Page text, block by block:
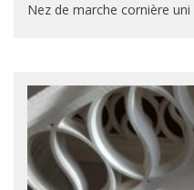
Nez de marche cornière uni